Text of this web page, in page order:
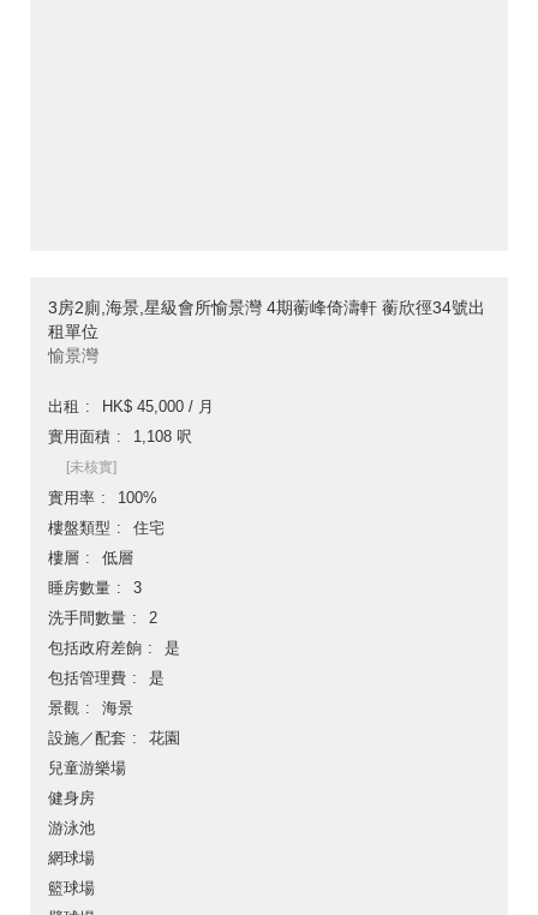
3房2廁,海景,星級會所愉景灣 4期蘅峰倚濤軒 蘅欣徑34號出
租單位
愉景灣
出租
HK$ 45,000 / 月
實用面積
1,108 呎
[未核實]
實用率
100%
樓盤類型
住宅
樓層
低層
睡房數量
3
洗手間數量
2
包括政府差餉
是
包括管理費
是
景觀
海景
設施／配套
花園
兒童游樂場
健身房
游泳池
網球場
籃球場